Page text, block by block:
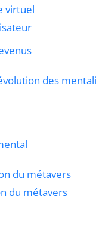
virtuel
des
du métavers
du métavers